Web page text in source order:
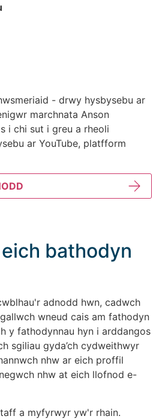
- drwy hysbysebu ar
marchnata Anson
i chi sut i greu a rheoli
ar YouTube, platfform
bathodyn
adnodd hwn, cadwch
wneud cais am fathodyn
y fathodynnau hyn i arddangos
sgiliau gyda’ch cydweithwyr
nhw ar eich proffil
nhw at eich llofnod e-
a myfyrwyr yw'r rhain.